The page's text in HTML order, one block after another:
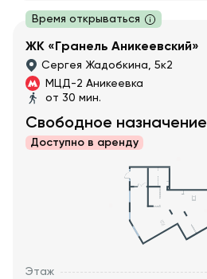
Время открываться
ЖК «Гранель Аникеевский»
Сергея Жадобкина, 5к2
МЦД-2 Аникеевка
от 30 мин.
Свободное назначение
Доступно в аренду
Этаж